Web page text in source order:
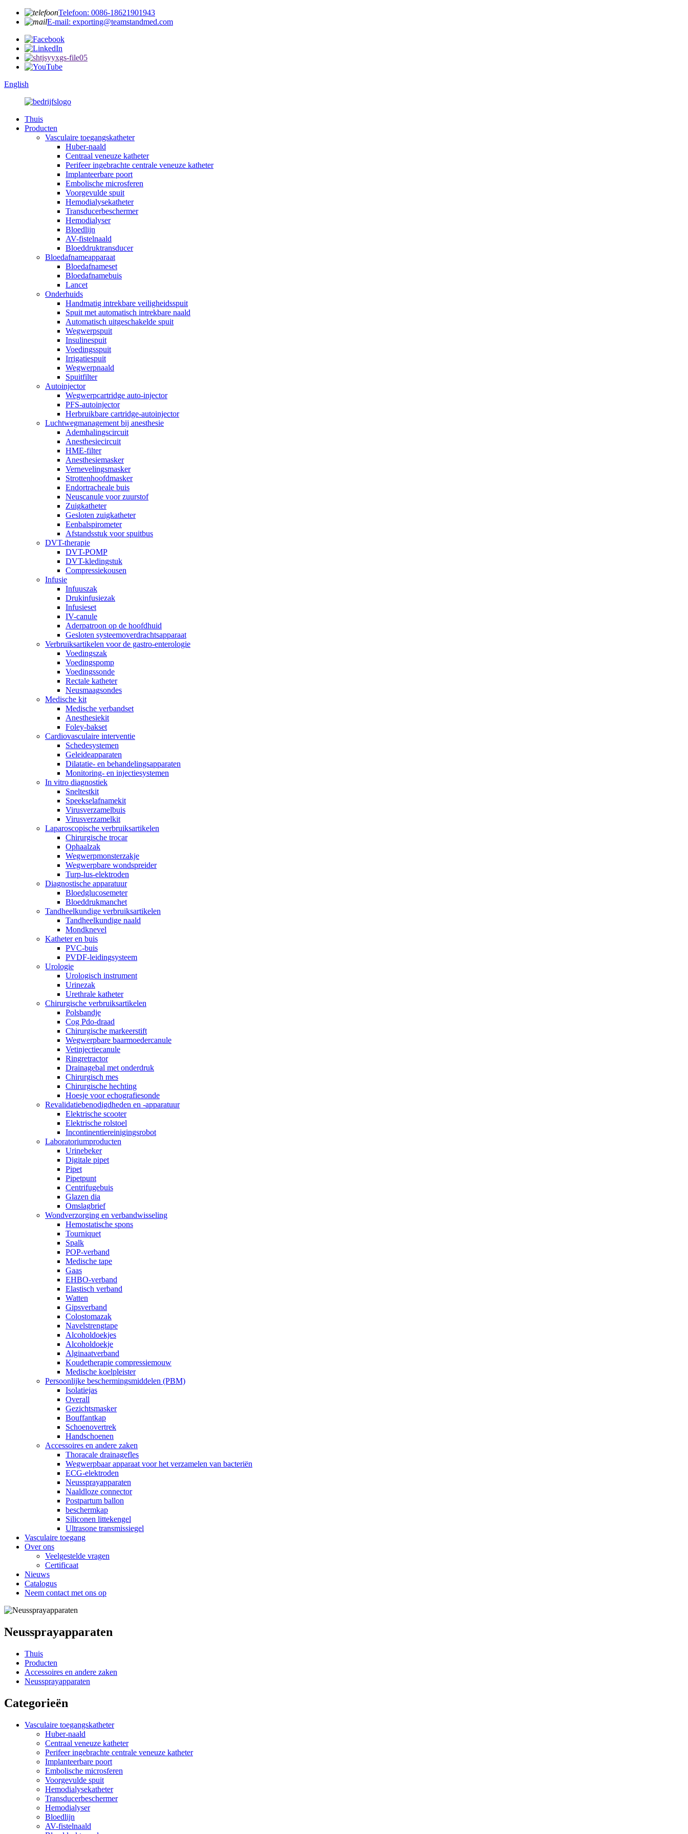
Telefoon: 0086-18621901943
E-mail: exporting@teamstandmed.com
English
Thuis
Producten
Vasculaire toegangskatheter
Huber-naald
Centraal veneuze katheter
Perifeer ingebrachte centrale veneuze katheter
Implanteerbare poort
Embolische microsferen
Voorgevulde spuit
Hemodialysekatheter
Transducerbeschermer
Hemodialyser
Bloedlijn
AV-fistelnaald
Bloeddruktransducer
Bloedafnameapparaat
Bloedafnameset
Bloedafnamebuis
Lancet
Onderhuids
Handmatig intrekbare veiligheidsspuit
Spuit met automatisch intrekbare naald
Automatisch uitgeschakelde spuit
Wegwerpspuit
Insulinespuit
Voedingsspuit
Irrigatiespuit
Wegwerpnaald
Spuitfilter
Autoinjector
Wegwerpcartridge auto-injector
PFS-autoinjector
Herbruikbare cartridge-autoinjector
Luchtwegmanagement bij anesthesie
Ademhalingscircuit
Anesthesiecircuit
HME-filter
Anesthesiemasker
Vernevelingsmasker
Strottenhoofdmasker
Endortracheale buis
Neuscanule voor zuurstof
Zuigkatheter
Gesloten zuigkatheter
Eenbalspirometer
Afstandsstuk voor spuitbus
DVT-therapie
DVT-POMP
DVT-kledingstuk
Compressiekousen
Infusie
Infuuszak
Drukinfusiezak
Infusieset
IV-canule
Aderpatroon op de hoofdhuid
Gesloten systeemoverdrachtsapparaat
Verbruiksartikelen voor de gastro-enterologie
Voedingszak
Voedingspomp
Voedingssonde
Rectale katheter
Neusmaagsondes
Medische kit
Medische verbandset
Anesthesiekit
Foley-bakset
Cardiovasculaire interventie
Schedesystemen
Geleideapparaten
Dilatatie- en behandelingsapparaten
Monitoring- en injectiesystemen
In vitro diagnostiek
Sneltestkit
Speekselafnamekit
Virusverzamelbuis
Virusverzamelkit
Laparoscopische verbruiksartikelen
Chirurgische trocar
Ophaalzak
Wegwerpmonsterzakje
Wegwerpbare wondspreider
Turp-lus-elektroden
Diagnostische apparatuur
Bloedglucosemeter
Bloeddrukmanchet
Tandheelkundige verbruiksartikelen
Tandheelkundige naald
Mondknevel
Katheter en buis
PVC-buis
PVDF-leidingsysteem
Urologie
Urologisch instrument
Urinezak
Urethrale katheter
Chirurgische verbruiksartikelen
Polsbandje
Cog Pdo-draad
Chirurgische markeerstift
Wegwerpbare baarmoedercanule
Vetinjectiecanule
Ringretractor
Drainagebal met onderdruk
Chirurgisch mes
Chirurgische hechting
Hoesje voor echografiesonde
Revalidatiebenodigdheden en -apparatuur
Elektrische scooter
Elektrische rolstoel
Incontinentiereinigingsrobot
Laboratoriumproducten
Urinebeker
Digitale pipet
Pipet
Pipetpunt
Centrifugebuis
Glazen dia
Omslagbrief
Wondverzorging en verbandwisseling
Hemostatische spons
Tourniquet
Spalk
POP-verband
Medische tape
Gaas
EHBO-verband
Elastisch verband
Watten
Gipsverband
Colostomazak
Navelstrengtape
Alcoholdoekjes
Alcoholdoekje
Alginaatverband
Koudetherapie compressiemouw
Medische koelpleister
Persoonlijke beschermingsmiddelen (PBM)
Isolatiejas
Overall
Gezichtsmasker
Bouffantkap
Schoenovertrek
Handschoenen
Accessoires en andere zaken
Thoracale drainagefles
Wegwerpbaar apparaat voor het verzamelen van bacteriën
ECG-elektroden
Neussprayapparaten
Naaldloze connector
Postpartum ballon
beschermkap
Siliconen littekengel
Ultrasone transmissiegel
Vasculaire toegang
Over ons
Veelgestelde vragen
Certificaat
Nieuws
Catalogus
Neem contact met ons op
Neussprayapparaten
Thuis
Producten
Accessoires en andere zaken
Neussprayapparaten
Categorieën
Vasculaire toegangskatheter
Huber-naald
Centraal veneuze katheter
Perifeer ingebrachte centrale veneuze katheter
Implanteerbare poort
Embolische microsferen
Voorgevulde spuit
Hemodialysekatheter
Transducerbeschermer
Hemodialyser
Bloedlijn
AV-fistelnaald